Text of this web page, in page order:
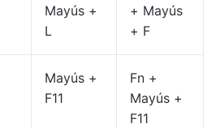
Mayús +
L
+ Mayús
+ F
Mayús +
F11
Fn +
Mayús +
F11